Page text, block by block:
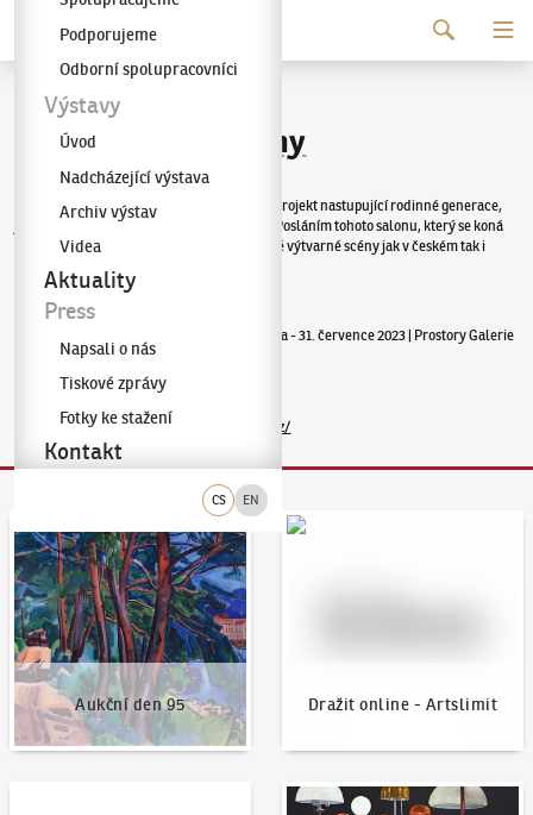
Galerie KODL
CS EN
Podporujeme
Odborní spolupracovníci
Výstavy
Úvod
Nadcházející výstava
Archiv výstav
Videa
Aktuality
Press
Napsali o nás
Tiskové zprávy
Fotky ke stažení
Kontakt
Letní výtvarné salony
Letní výtvarný salon Kodl Contemporary je projekt nastupující rodinné generace,
jejíž zájem se ubírá k současným umělcům. Posláním tohoto salonu, který se koná
každé léto, je podpora a prezentace současné výtvarné scény jak v českém tak i
: 19. června - 31. července 2023 | Prostory Galerie
Podrobnosti nahttps://kodlcontemporary.cz/
Aukční den 95 Dražit online - Artslimit
Dražit online - Artslimit
Aktuality